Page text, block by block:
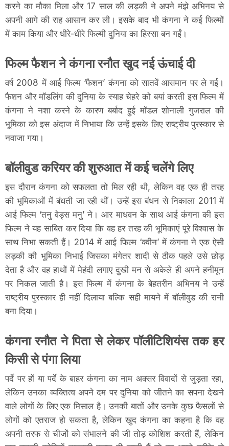
करने का मौका मिला और 17 साल की लड़की ने अपने मंझे अभिनय से
अपनी आगे की राह आसान कर ली। इसके बाद भी कंगना ने कई फिल्मों
में काम किया और धीरे-धीरे फिल्मी दुनिया का हिस्सा बन गईं।
फिल्म फैशन ने कंगना रनौत खुद नई ऊंचाई दी
वर्ष 2008 में आई फिल्म ‘फैशन’ कंगना को सातवें आसमान पर ले गई।
फैशन और मॉडलिंग की दुनिया के स्याह चेहरे को बयां करती इस फिल्म में
कंगना ने नशा करने के कारण बर्बाद हुई मॉडल शोनाली गुजराल की
भूमिका को इस अंदाज में निभाया कि उन्हें इसके लिए राष्ट्रीय पुरस्कार से
नवाजा गया।
बॉलीवुड करियर की शुरुआत में कई चलेंगे लिए
इस दौरान कंगना को सफलता तो मिल रही थी, लेकिन वह एक ही तरह
की भूमिकाओं में बंधती जा रही थीं। उन्हें इस बंधन से निकाला 2011 में
आई फिल्म ‘तनु वेड्स मनु’ ने। आर माधवन के साथ आई कंगना की इस
फिल्म ने यह साबित कर दिया कि वह हर तरह की भूमिकाएं पूरे विश्वास के
साथ निभा सकती हैं। 2014 में आई फिल्म ‘क्वीन’ में कंगना ने एक ऐसी
लड़की की भूमिका निभाई जिसका मंगेतर शादी से ठीक पहले उसे छोड़
देता है और वह हाथों में मेहंदी लगाए दुखी मन से अकेले ही अपने हनीमून
पर निकल जाती है। इस फिल्म में कंगना के बेहतरीन अभिनय ने उन्हें
राष्ट्रीय पुरस्कार ही नहीं दिलाया बल्कि सही मायने में बॉलीवुड की रानी
बना दिया।
कंगना रनौत ने पिता से लेकर पॉलीटिशियंस तक हर
किसी से पंगा लिया
पर्दे पर हों या पर्दे के बाहर कंगना का नाम अक्सर विवादों से जुड़ता रहा,
लेकिन उनका व्यक्तित्व अपने दम पर दुनिया को जीतने का सपना देखने
वाले लोगों के लिए एक मिसाल है। उनकी बातों और उनके कुछ फैसलों से
लोगों को एतराज हो सकता है, लेकिन खुद कंगना का कहना है कि वह
अपनी तरफ से चीजों को संभालने की जी तोड़ कोशिश करती हैं, लेकिन